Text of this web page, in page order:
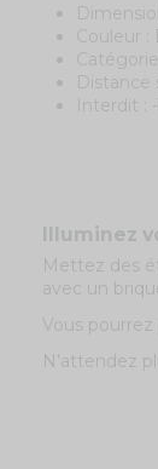
Illuminez
Mettez des
avec un
Vous
N'attendez
Couleur :
Catégorie
Distance
Interdit :